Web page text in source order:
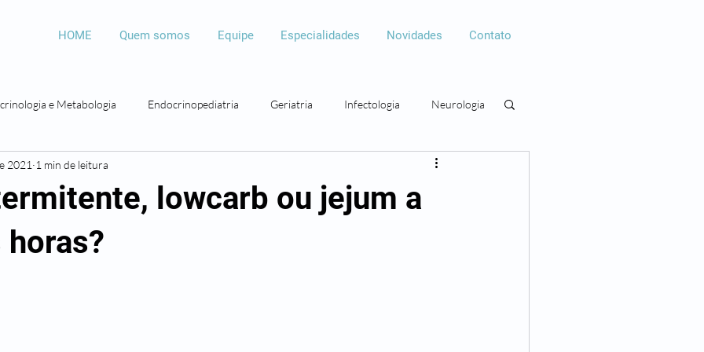
HOME Quem somos Equipe Especialidades Novidades Contato
e Metabologia Endocrinopediatria Geriatria Infectologia Neurologia
Psicologia Psicopedagogia Cirurgia plástica
lowcarb ou jejum a
2021 1 min de leitura